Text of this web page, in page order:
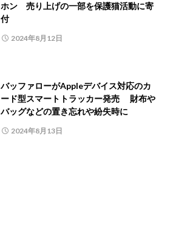
ホン 売り上げの一部を保護猫活動に寄
付
2024年8月12日
バッファローがAppleデバイス対応のカ
ード型スマートトラッカー発売 財布や
バッグなどの置き忘れや紛失時に
2024年8月13日